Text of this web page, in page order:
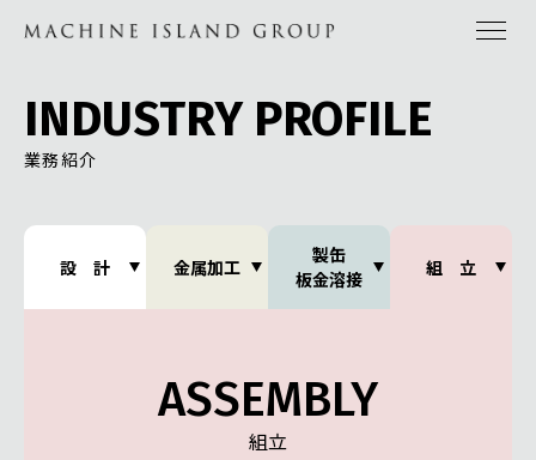
INDUSTRY PROFILE
業務紹介
設 計 金属加工
製缶
板金溶接
組 立
ASSEMBLY
組立